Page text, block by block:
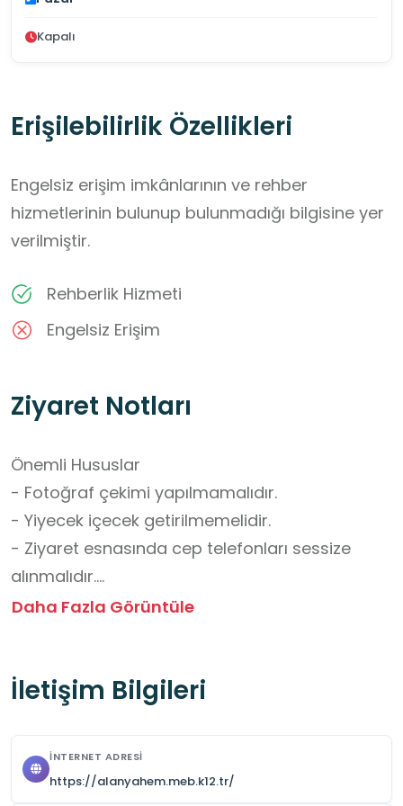
Kapalı
Erişilebilirlik Özellikleri
Engelsiz erişim imkânlarının ve rehber
hizmetlerinin bulunup bulunmadığı bilgisine yer
verilmiştir.
Rehberlik Hizmeti
Engelsiz Erişim
Ziyaret Notları
Önemli Hususlar
- Fotoğraf çekimi yapılmamalıdır.
- Yiyecek içecek getirilmemelidir.
- Ziyaret esnasında cep telefonları sessize
alınmalıdır.
- Atölyelerde iş sağlığı ve güvenliği kurallarına
dikkatli olunmalıdır.
- Gürültü yapılmamalı, çevreyi rahatsız edecek
Daha Fazla Görüntüle
İletişim Bilgileri
İNTERNET ADRESI
https://alanyahem.meb.k12.tr/